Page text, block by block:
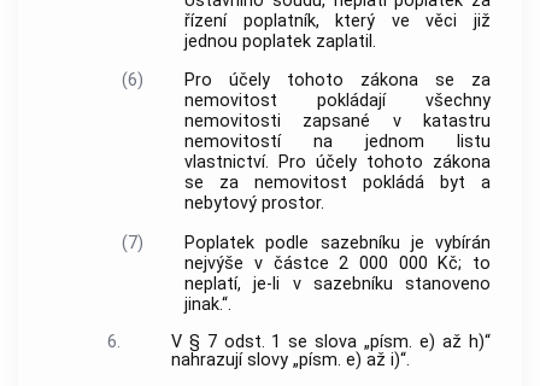
řízení poplatník, který ve věci již
jednou poplatek zaplatil.
(6)
Pro účely tohoto zákona se za
nemovitost pokládají všechny
nemovitosti zapsané v katastru
nemovitostí na jednom listu
vlastnictví. Pro účely tohoto zákona
se za nemovitost pokládá byt a
nebytový prostor.
(7)
Poplatek podle sazebníku je vybírán
nejvýše v částce 2 000 000 Kč; to
neplatí, je-li v sazebníku stanoveno
jinak.“.
6.
V § 7 odst. 1 se slova „písm. e) až h)“
nahrazují slovy „písm. e) až i)“.